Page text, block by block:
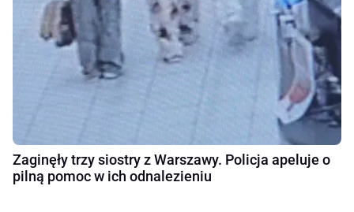
Zaginęły trzy siostry z Warszawy. Policja apeluje o
pilną pomoc w ich odnalezieniu